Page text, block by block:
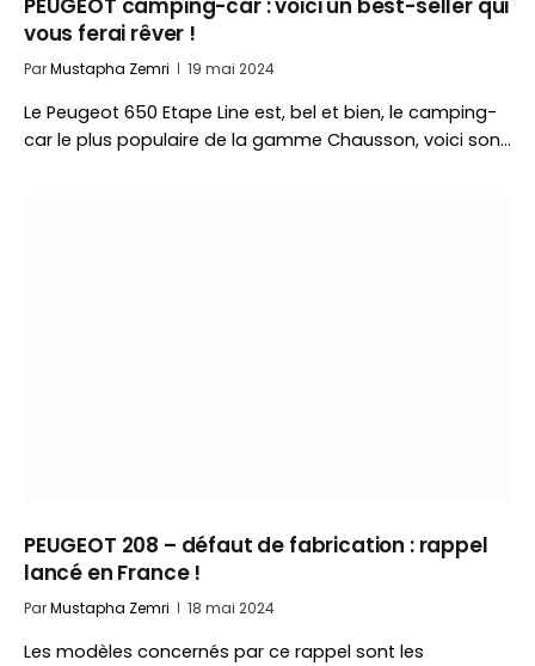
PEUGEOT camping-car : voici un best-seller qui
vous ferai rêver !
ParMustapha Zemri 19 mai 2024
Le Peugeot 650 Etape Line est, bel et bien, le camping-
car le plus populaire de la gamme Chausson, voici son…
PEUGEOT 208 – défaut de fabrication : rappel
lancé en France !
ParMustapha Zemri 18 mai 2024
Les modèles concernés par ce rappel sont les